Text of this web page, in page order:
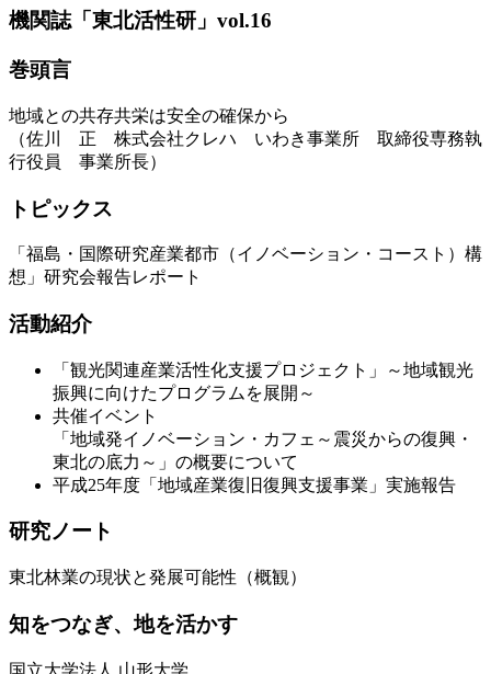
機関誌「東北活性研」vol.16
巻頭言
地域との共存共栄は安全の確保から
（佐川 正 株式会社クレハ いわき事業所 取締役専務執
行役員 事業所長）
トピックス
「福島・国際研究産業都市（イノベーション・コースト）構
想」研究会報告レポート
活動紹介
「観光関連産業活性化支援プロジェクト」～地域観光
振興に向けたプログラムを展開～
共催イベント
「地域発イノベーション・カフェ～震災からの復興・
東北の底力～」の概要について
平成25年度「地域産業復旧復興支援事業」実施報告
研究ノート
東北林業の現状と発展可能性（概観）
知をつなぎ、地を活かす
国立大学法人 山形大学